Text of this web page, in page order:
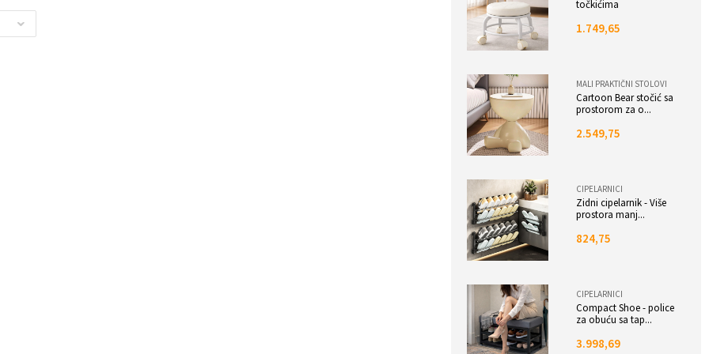
točkićima
1.749,65
MALI PRAKTIČNI STOLOVI
Cartoon Bear stočić sa
prostorom za o...
2.549,75
CIPELARNICI
Zidni cipelarnik - Više
prostora manj...
824,75
CIPELARNICI
Compact Shoe - police
za obuću sa tap...
3.998,69